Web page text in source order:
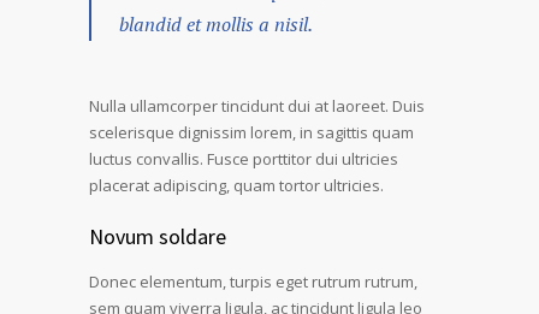
blandid et mollis a nisil.
Nulla ullamcorper tincidunt dui at laoreet. Duis
scelerisque dignissim lorem, in sagittis quam
luctus convallis. Fusce porttitor dui ultricies
placerat adipiscing, quam tortor ultricies.
Novum soldare
Donec elementum, turpis eget rutrum rutrum,
sem quam viverra ligula, ac tincidunt ligula leo